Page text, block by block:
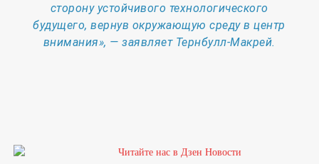
сторону устойчивого технологического
будущего, вернув окружающую среду в центр
внимания», — заявляет Тернбулл-Макрей.